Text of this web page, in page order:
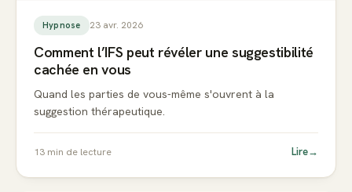
Hypnose 23 avr. 2026
Comment l’IFS peut révéler une suggestibilité
cachée en vous
Quand les parties de vous-même s'ouvrent à la
suggestion thérapeutique.
13 min de lecture Lire→